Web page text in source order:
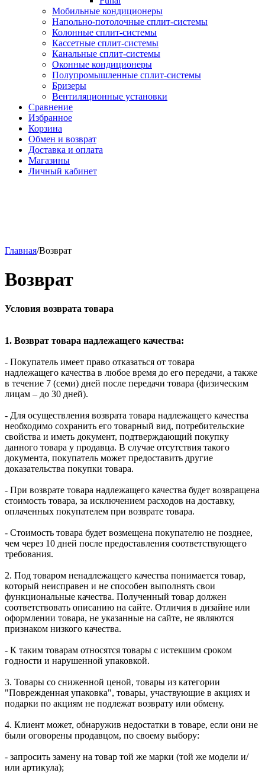
Мобильные кондиционеры
Напольно-потолоч​ные ​сплит-системы
Колонные ​​сплит-системы
Кассетные сплит-системы
Канальные сплит-системы
Оконные кондиционеры
Полупромышленные сплит-системы
Бризеры
Вентиляционные установки
Сравнение
Избранное
Корзина
Обмен и возврат
Доставка и оплата
Магазины
Личный кабинет
Главная/Возврат
Возврат
Условия возврата товара
1. Возврат товара надлежащего качества:
- Покупатель имеет право отказаться от товара
надлежащего качества в любое время до его передачи, а также
в течение 7 (семи) дней после передачи товара (физическим
лицам – до 30 дней).
- Для осуществления возврата товара надлежащего качества
необходимо сохранить его товарный вид, потребительские
свойства и иметь документ, подтверждающий покупку
данного товара у продавца. В случае отсутствия такого
документа, покупатель может предоставить другие
доказательства покупки товара.
- При возврате товара надлежащего качества будет возвращена
стоимость товара, за исключением расходов на доставку,
оплаченных покупателем при возврате товара.
- Стоимость товара будет возмещена покупателю не позднее,
чем через 10 дней после предоставления соответствующего
требования.
2. Под товаром ненадлежащего качества понимается товар,
который неисправен и не способен выполнять свои
функциональные качества. Полученный товар должен
соответствовать описанию на сайте. Отличия в дизайне или
оформлении товара, не указанные на сайте, не являются
признаком низкого качества.
- К таким товарам относятся товары с истекшим сроком
годности и нарушенной упаковкой.
3. Товары со сниженной ценой, товары из категории
"Поврежденная упаковка", товары, участвующие в акциях и
подарки по акциям не подлежат возврату или обмену.
4. Клиент может, обнаружив недостатки в товаре, если они не
были оговорены продавцом, по своему выбору:
- запросить замену на товар той же марки (той же модели и/
или артикула);